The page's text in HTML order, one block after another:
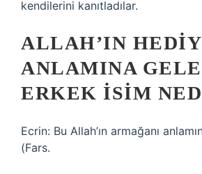
kendilerini kanıtladılar.
ALLAH’IN
ANLAMINA
ERKEK ISIM
Ecrin: Bu Allah’ın armağanı
(Fars.